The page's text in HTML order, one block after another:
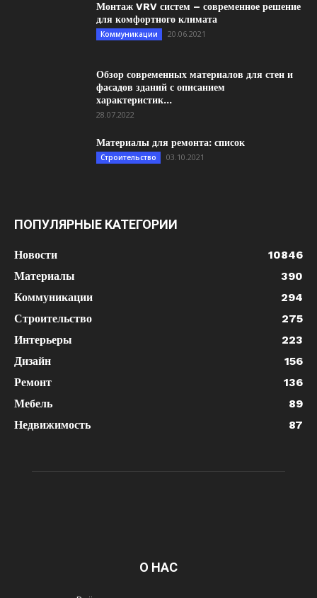
Монтаж VRV систем – современное решение
для комфортного климата
Коммуникации 20.06.2021
Обзор современных материалов для стен и
фасадов зданий с описанием
характеристик...
28.07.2022
Материалы для ремонта: список
Строительство 03.10.2021
ПОПУЛЯРНЫЕ КАТЕГОРИИ
Новости
10846
Материалы
390
Коммуникации
294
Строительство
275
Интерьеры
223
Дизайн
156
Ремонт
136
Мебель
89
Недвижимость
87
О НАС